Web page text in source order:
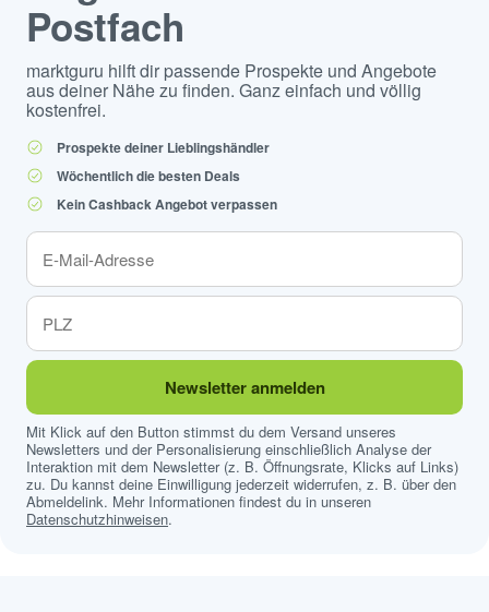
Postfach
marktguru hilft dir passende Prospekte und Angebote
aus deiner Nähe zu finden. Ganz einfach und völlig
kostenfrei.
Prospekte deiner Lieblingshändler
Wöchentlich die besten Deals
Kein Cashback Angebot verpassen
Newsletter anmelden
Mit Klick auf den Button stimmst du dem Versand unseres
Newsletters und der Personalisierung einschließlich Analyse der
Interaktion mit dem Newsletter (z. B. Öffnungsrate, Klicks auf Links)
zu. Du kannst deine Einwilligung jederzeit widerrufen, z. B. über den
Abmeldelink. Mehr Informationen findest du in unseren
Datenschutzhinweisen.